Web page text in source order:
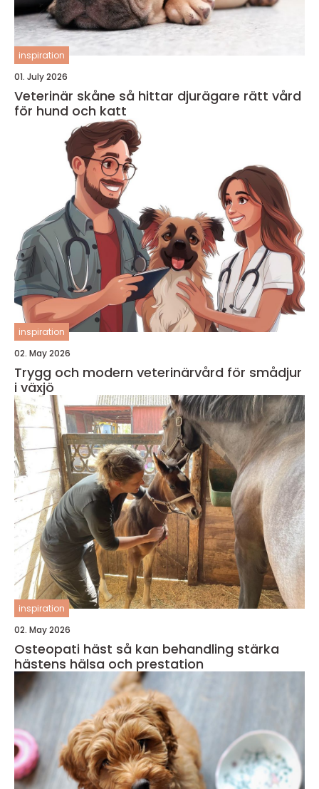
inspiration
01. July 2026
Veterinär skåne så hittar djurägare rätt vård
för hund och katt
inspiration
02. May 2026
Trygg och modern veterinärvård för smådjur
i växjö
inspiration
02. May 2026
Osteopati häst så kan behandling stärka
hästens hälsa och prestation